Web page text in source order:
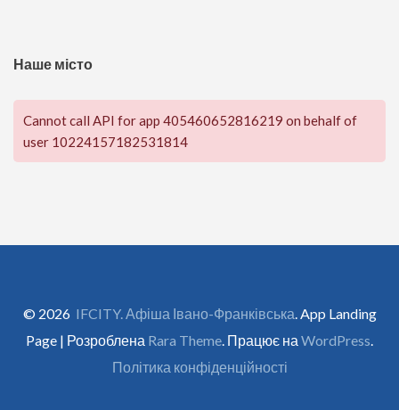
Наше місто
Cannot call API for app 405460652816219 on behalf of
user 10224157182531814
© 2026 IFCITY. Афіша Івано-Франківська . App Landing
Page | Розроблена Rara Theme . Працює на WordPress
Політика конфіденційності